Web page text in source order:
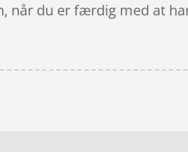
når du er færdig med at